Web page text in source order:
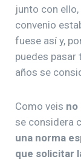
junto con
convenio
fuese así y,
puedes pasar
años se
Como veis no
se considera
una norma
que solicitar